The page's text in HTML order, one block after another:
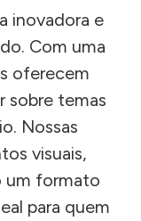
inovadora e
Com uma
oferecem
sobre temas
Nossas
visuais,
um formato
para quem